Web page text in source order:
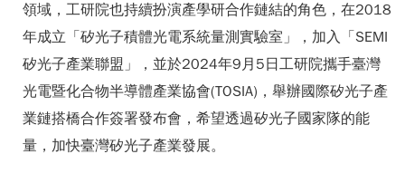
領域，工研院也持續扮演產學研合作鏈結的角色，在2018
年成立「矽光子積體光電系統量測實驗室」，加入「SEMI
矽光子產業聯盟」，並於2024年9月5日工研院攜手臺灣
光電暨化合物半導體產業協會(TOSIA)，舉辦國際矽光子產
業鏈搭橋合作簽署發布會，希望透過矽光子國家隊的能
量，加快臺灣矽光子產業發展。